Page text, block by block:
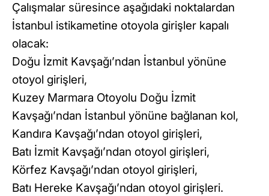
Çalışmalar süresince aşağıdaki noktalardan
İstanbul istikametine otoyola girişler kapalı
olacak:
Doğu İzmit Kavşağı’ndan İstanbul yönüne
otoyol girişleri,
Kuzey Marmara Otoyolu Doğu İzmit
Kavşağı’ndan İstanbul yönüne bağlanan kol,
Kandıra Kavşağı’ndan otoyol girişleri,
Batı İzmit Kavşağı’ndan otoyol girişleri,
Körfez Kavşağı’ndan otoyol girişleri,
Batı Hereke Kavşağı’ndan otoyol girişleri.